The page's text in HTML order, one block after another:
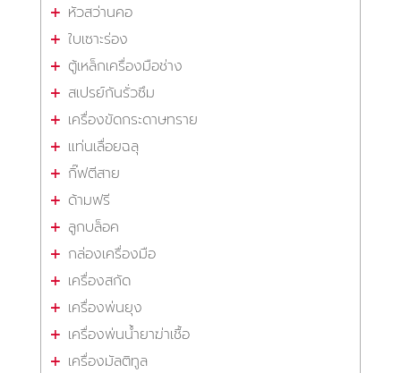
หัวสว่านคอ
ใบเซาะร่อง
ตู้เหล็กเครื่องมือช่าง
สเปรย์กันรั่วซึม
เครื่องขัดกระดาษทราย
แท่นเลื่อยฉลุ
กิ๊ฟตีสาย
ด้ามฟรี
ลูกบล็อค
กล่องเครื่องมือ
เครื่องสกัด
เครื่องพ่นยุง
เครื่องพ่นน้ำยาฆ่าเชื้อ
เครื่องมัลติทูล